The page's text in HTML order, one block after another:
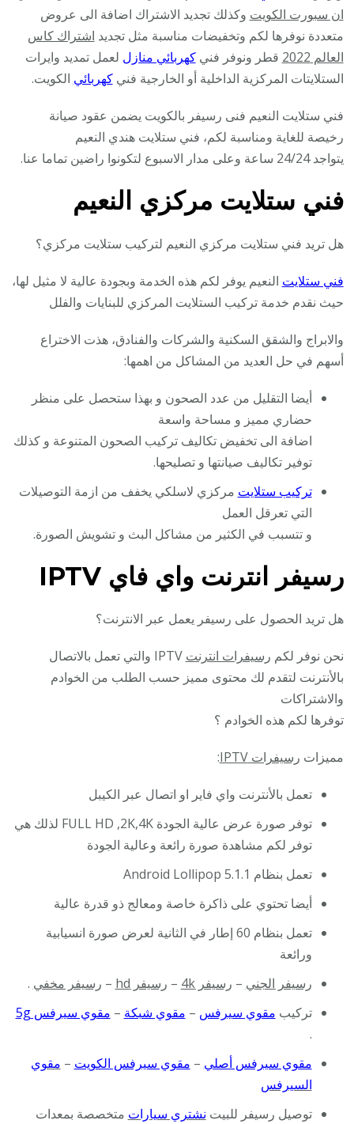
ان سبورت الكويت وكذلك تجديد الاشتراك اضافة الى عروض
متعددة نوفرها لكم وتخفيضات مناسبة مثل تجديد اشتراك كاس
العالم 2022
قطر ونوفر فنيكهربائي منازل لعمل تمديد وايرات
الستلايتات المركزية الداخلية أو الخارجية فنيكهربائي الكويت.
فني ستلايت النعيم فنى رسيفر بالكويت يضمن عقود صيانة
رخيصة للغاية ومناسبة لكم، فني ستلايت هندي النعيم
يتواجد 24/24 ساعة وعلى مدار الاسبوع لتكونوا راضين تماما عنا.
فني ستلايت مركزي النعيم
هل تريد فني ستلايت مركزي النعيم لتركيب ستلايت مركزي؟
فني ستلايت النعيم يوفر لكم هذه الخدمة وبجودة عالية لا مثيل لها،
حيث نقدم خدمة تركيب الستلايت المركزي للبنايات والفلل
والابراج والشقق السكنية والشركات والفنادق، هذت الاختراع
أسهم في حل العديد من المشاكل من اهمها:
أيضا التقليل من عدد الصحون و بهذا ستحصل على منظر
حضاري مميز و مساحة واسعة
اضافة الى تخفيض تكاليف تركيب الصحون المتنوعة و كذلك
توفير تكاليف صيانتها و تصليحها.
تركيب ستلايت مركزي لاسلكي يخفف من ازمة التوصيلات
التي تعرقل العمل
و تتسبب في الكثير من مشاكل البث و تشويش الصورة.
رسيفر انترنت واي فاي IPTV
هل تريد الحصول على رسيفر يعمل عبر الانترنت؟
نحن نوفر لكم رسيفرات انترنت
IPTV والتي تعمل بالاتصال
بالأنترنت لتقدم لك محتوى مميز حسب الطلب من الخوادم
والاشتراكات
توفرها لكم هذه الخوادم ؟
مميزات رسيفرات IPTV :
تعمل بالأنترنت واي فاير او اتصال عبر الكيبل
توفر صورة عرض عالية الجودة FULL HD ,2K,4K لذلك هي
توفر لكم مشاهدة صورة رائعة وعالية الجودة
تعمل بنظام Android Lollipop 5.1.1
أيضا تحتوي على ذاكرة خاصة ومعالج ذو قدرة عالية
تعمل بنظام 60 إطار في الثانية لعرض صورة انسيابية
ورائعة
رسيفر الجني – رسيفر 4k – رسيفر hd – رسيفر مخفي .
تركيب مقوي سيرفس – مقوي شبكة – مقوي سيرفس 5g
.
مقوي سيرفس أصلي – مقوي سيرفس الكويت – مقوي
السيرفس
توصيل رسيفر للبيت نشتري سيارات متخصصة بمعدات